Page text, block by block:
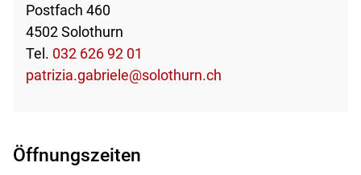
Postfach 460
4502 Solothurn
Tel. 032 626 92 01
patrizia.gabriele@solothurn.ch
Öffnungszeiten